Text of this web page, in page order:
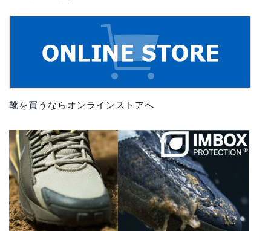
靴を買うならオンラインストアへ